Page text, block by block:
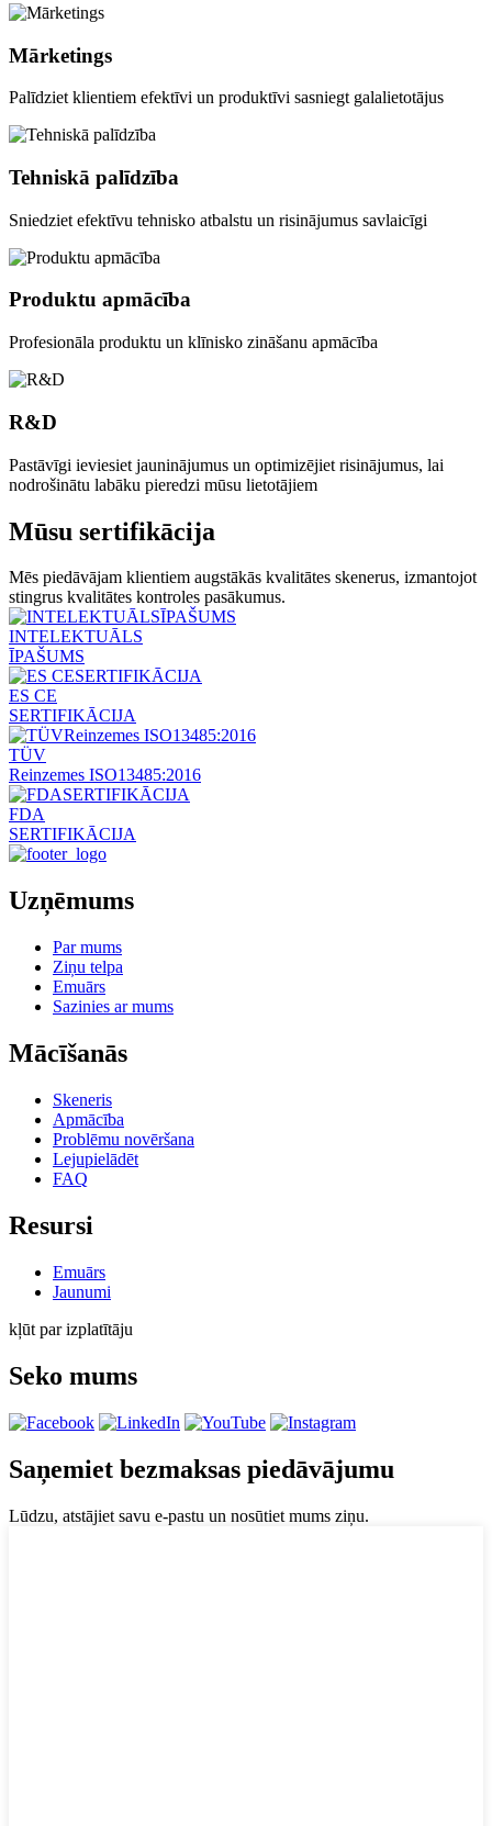
Mārketings
Palīdziet klientiem efektīvi un produktīvi sasniegt galalietotājus
Tehniskā palīdzība
Sniedziet efektīvu tehnisko atbalstu un risinājumus savlaicīgi
Produktu apmācība
Profesionāla produktu un klīnisko zināšanu apmācība
R&D
Pastāvīgi ieviesiet jauninājumus un optimizējiet risinājumus, lai
nodrošinātu labāku pieredzi mūsu lietotājiem
Mūsu sertifikācija
Mēs piedāvājam klientiem augstākās kvalitātes skenerus, izmantojot
stingrus kvalitātes kontroles pasākumus.
INTELEKTUĀLS
ĪPAŠUMS
ES CE
SERTIFIKĀCIJA
TÜV
Reinzemes ISO13485:2016
FDA
SERTIFIKĀCIJA
Uzņēmums
Par mums
Ziņu telpa
Emuārs
Sazinies ar mums
Mācīšanās
Skeneris
Apmācība
Problēmu novēršana
Lejupielādēt
FAQ
Resursi
Emuārs
Jaunumi
kļūt par izplatītāju
Seko mums
Saņemiet bezmaksas piedāvājumu
Lūdzu, atstājiet savu e-pastu un nosūtiet mums ziņu.